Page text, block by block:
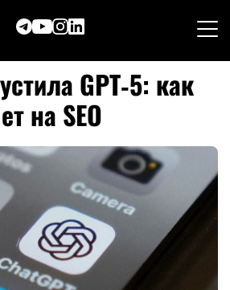
GPT‑5: как
на SEO